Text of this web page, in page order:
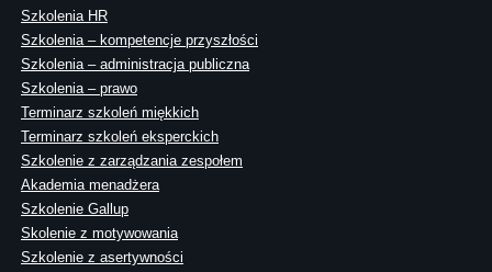
Szkolenia HR
Szkolenia – kompetencje przyszłości
Szkolenia – administracja publiczna
Szkolenia – prawo
Terminarz szkoleń miękkich
Terminarz szkoleń eksperckich
Szkolenie z zarządzania zespołem
Akademia menadżera
Szkolenie Gallup
Skolenie z motywowania
Szkolenie z asertywności